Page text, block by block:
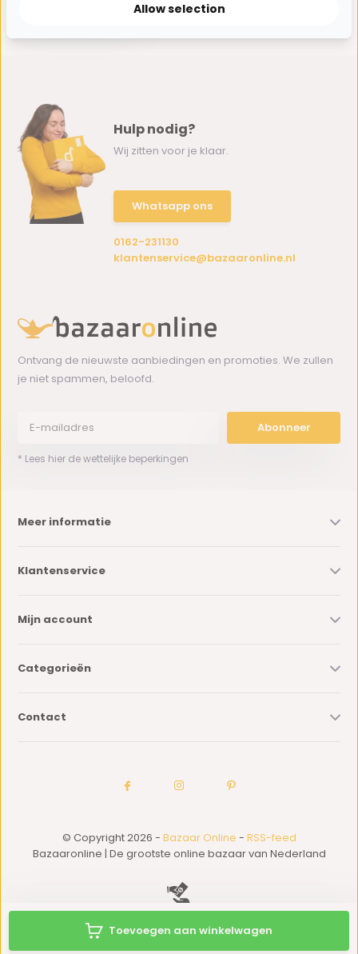
Toevoegen aan winkelwagen
Hulp nodig?
Wij zitten voor je klaar.
Whatsapp ons
0162-231130
klantenservice@bazaaronline.nl
Ontvang de nieuwste aanbiedingen en promoties. We zullen
je niet spammen, beloofd.
Abonneer
* Lees hier de wettelijke beperkingen
Meer informatie
Klantenservice
Mijn account
Categorieën
Contact
© Copyright 2026 - Bazaar Online - RSS-feed
Bazaaronline | De grootste online bazaar van Nederland
Allow selection